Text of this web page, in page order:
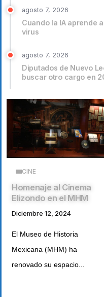
agosto 7, 2026
Cuando la IA aprende
virus
agosto 7, 2026
Diputados de Nuevo
buscar otro cargo en
CINE
Homenaje al Cinema
Elizondo en el MHM
Diciembre 12, 2024
El Museo de Historia
Mexicana (MHM) ha
renovado su espacio...